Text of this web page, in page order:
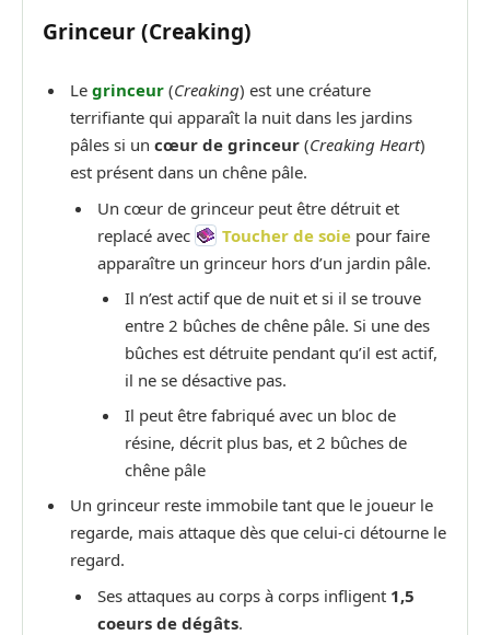
Grinceur (Creaking)
Le grinceur (Creaking) est une créature
terrifiante qui apparaît la nuit dans les jardins
pâles si un cœur de grinceur (Creaking Heart)
est présent dans un chêne pâle.
Un cœur de grinceur peut être détruit et
replacé avec
Toucher de soie pour faire
apparaître un grinceur hors d’un jardin pâle.
Il n’est actif que de nuit et si il se trouve
entre 2 bûches de chêne pâle. Si une des
bûches est détruite pendant qu’il est actif,
il ne se désactive pas.
Il peut être fabriqué avec un bloc de
résine, décrit plus bas, et 2 bûches de
chêne pâle
Un grinceur reste immobile tant que le joueur le
regarde, mais attaque dès que celui-ci détourne le
regard.
Ses attaques au corps à corps infligent 1,5
coeurs de dégâts.